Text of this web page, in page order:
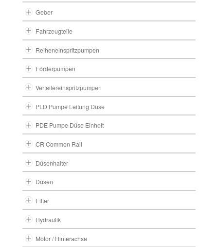
Geber
Fahrzeugteile
Reiheneinspritzpumpen
Förderpumpen
Verteilereinspritzpumpen
PLD Pumpe Leitung Düse
PDE Pumpe Düse Einheit
CR Common Rail
Düsenhalter
Düsen
Filter
Hydraulik
Motor / Hinterachse